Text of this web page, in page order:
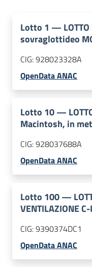
Lotto 1 —
sovraglottideo
CIG:928023328A
OpenData ANAC
Lotto 10—
Macintosh, in
CIG:928037688A
OpenData ANAC
Lotto 100—
VENTILAZIONE
CIG:9390374DC1
OpenData ANAC